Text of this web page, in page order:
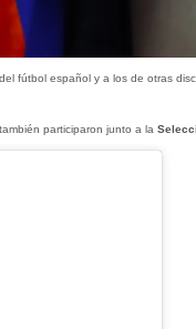
fútbol español y a los de otras
también participaron junto a la